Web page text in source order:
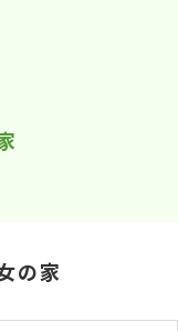
の家